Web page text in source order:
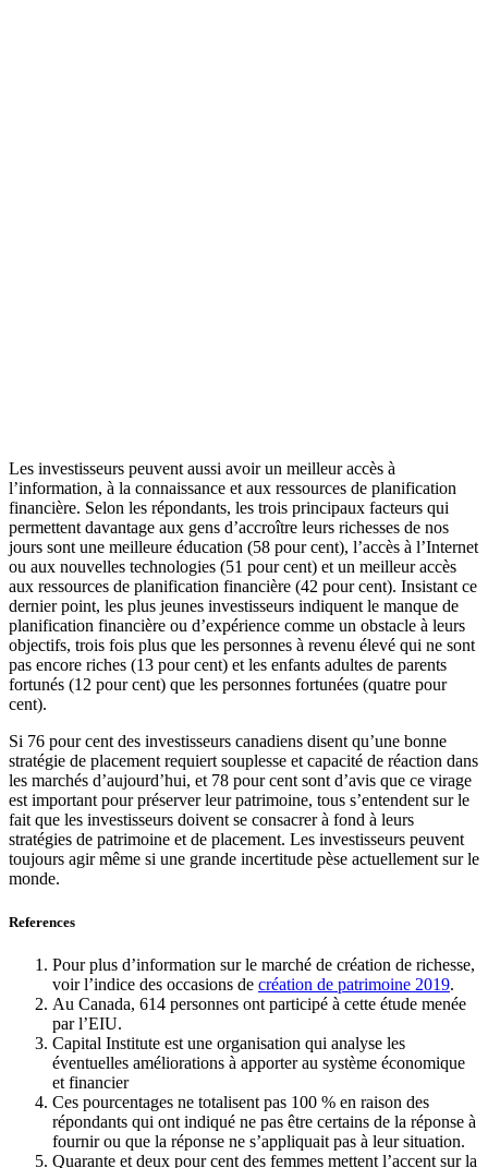
Les investisseurs peuvent aussi avoir un meilleur accès à
l’information, à la connaissance et aux ressources de planification
financière. Selon les répondants, les trois principaux facteurs qui
permettent davantage aux gens d’accroître leurs richesses de nos
jours sont une meilleure éducation (58 pour cent), l’accès à l’Internet
ou aux nouvelles technologies (51 pour cent) et un meilleur accès
aux ressources de planification financière (42 pour cent). Insistant ce
dernier point, les plus jeunes investisseurs indiquent le manque de
planification financière ou d’expérience comme un obstacle à leurs
objectifs, trois fois plus que les personnes à revenu élevé qui ne sont
pas encore riches (13 pour cent) et les enfants adultes de parents
fortunés (12 pour cent) que les personnes fortunées (quatre pour
cent).
Si 76 pour cent des investisseurs canadiens disent qu’une bonne
stratégie de placement requiert souplesse et capacité de réaction dans
les marchés d’aujourd’hui, et 78 pour cent sont d’avis que ce virage
est important pour préserver leur patrimoine, tous s’entendent sur le
fait que les investisseurs doivent se consacrer à fond à leurs
stratégies de patrimoine et de placement. Les investisseurs peuvent
toujours agir même si une grande incertitude pèse actuellement sur le
monde.
References
Pour plus d’information sur le marché de création de richesse,
voir l’indice des occasions de création de patrimoine 2019.
Au Canada, 614 personnes ont participé à cette étude menée
par l’EIU.
Capital Institute est une organisation qui analyse les
éventuelles améliorations à apporter au système économique
et financier
Ces pourcentages ne totalisent pas 100 % en raison des
répondants qui ont indiqué ne pas être certains de la réponse à
fournir ou que la réponse ne s’appliquait pas à leur situation.
Quarante et deux pour cent des femmes mettent l’accent sur la